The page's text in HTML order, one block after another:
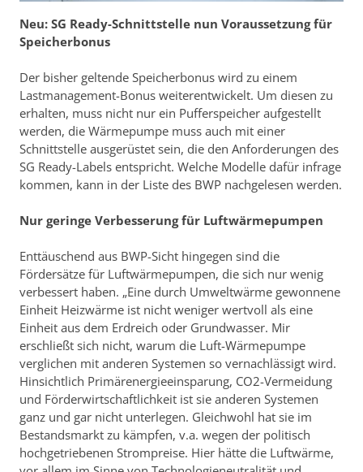
Neu: SG Ready-Schnittstelle nun Voraussetzung für
Speicherbonus
Der bisher geltende Speicherbonus wird zu einem
Lastmanagement-Bonus weiterentwickelt. Um diesen zu
erhalten, muss nicht nur ein Pufferspeicher aufgestellt
werden, die Wärmepumpe muss auch mit einer
Schnittstelle ausgerüstet sein, die den Anforderungen des
SG Ready-Labels entspricht. Welche Modelle dafür infrage
kommen, kann in der Liste des BWP nachgelesen werden.
Nur geringe Verbesserung für Luftwärmepumpen
Enttäuschend aus BWP-Sicht hingegen sind die
Fördersätze für Luftwärmepumpen, die sich nur wenig
verbessert haben. „Eine durch Umweltwärme gewonnene
Einheit Heizwärme ist nicht weniger wertvoll als eine
Einheit aus dem Erdreich oder Grundwasser. Mir
erschließt sich nicht, warum die Luft-Wärmepumpe
verglichen mit anderen Systemen so vernachlässigt wird.
Hinsichtlich Primärenergieeinsparung, CO2-Vermeidung
und Förderwirtschaftlichkeit ist sie anderen Systemen
ganz und gar nicht unterlegen. Gleichwohl hat sie im
Bestandsmarkt zu kämpfen, v.a. wegen der politisch
hochgetriebenen Strompreise. Hier hätte die Luftwärme,